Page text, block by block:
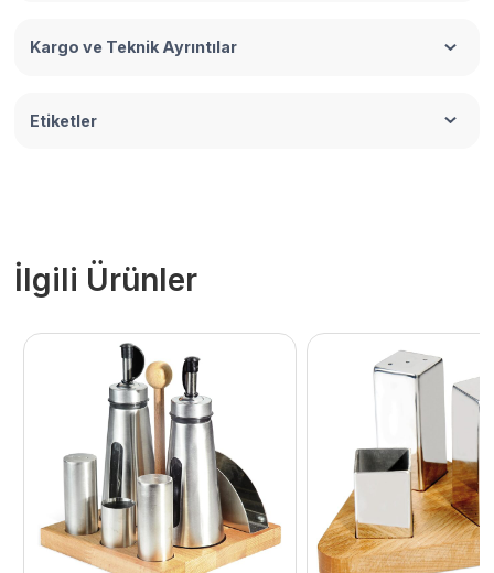
Kargo ve Teknik Ayrıntılar
Etiketler
İlgili Ürünler